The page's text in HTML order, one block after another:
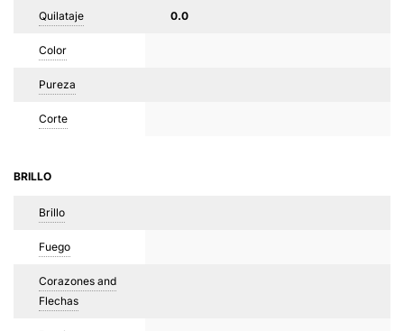
Quilataje 0.0
Color
Pureza
Corte
BRILLO
Brillo
Fuego
Corazones and
Flechas